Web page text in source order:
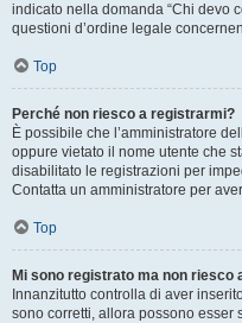
indicato nella domanda “Chi devo
questioni d’ordine legale
Top
Perché non riesco a registrarmi?
È possibile che l’amministratore
oppure vietato il nome utente che
disabilitato le registrazioni per
Contatta un amministratore per
Top
Mi sono registrato ma non riesco
Innanzitutto controlla di aver
sono corretti, allora possono esser